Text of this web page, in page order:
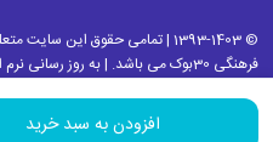
افزودن به سبد خرید
© 1393-1403 | تمامی حقوق این
فرهنگی 30بوک می باشد. | به روز رسانی نرم افزاری 12 مرداد ماه 1405 ساعت 00:45